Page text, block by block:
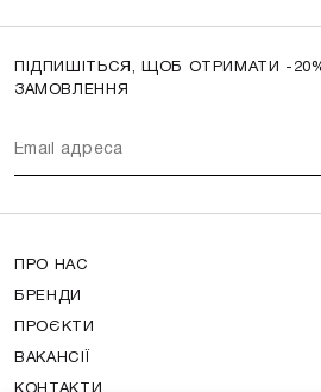
ПІДПИШІТЬСЯ, ЩОБ ОТРИМАТИ -
ЗАМОВЛЕННЯ
ПРО НАС
БРЕНДИ
ПРОЄКТИ
ВАКАНСІЇ